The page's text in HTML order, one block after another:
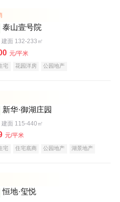
泰山壹号院
建面 132-233㎡
元/平米
宅 花园洋房 公园地产
新华·御湖庄园
建面 115-440㎡
元/平米
宅 住宅底商 公园地产
湖景地产
恒地·玺悦